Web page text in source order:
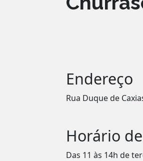
Endereço
Rua Duque de
Horário
Das 11 às 14h de